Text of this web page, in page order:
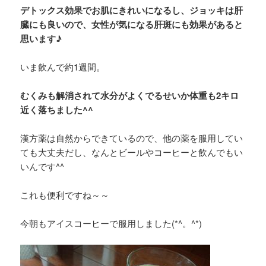
デトックス効果でお肌にきれいになるし、ジョッキは肝
臓にも良いので、女性が気になる肝斑にも効果があると
思います♪
いま飲んで約1週間。
むくみも解消されて水分がよくでるせいか体重も2キロ
近く落ちました^^
漢方薬は自然からできているので、他の薬を服用してい
ても大丈夫だし、なんとビールやコーヒーと飲んでもい
いんです^^
これも便利ですね～～
今朝もアイスコーヒーで服用しました(*^。^*)